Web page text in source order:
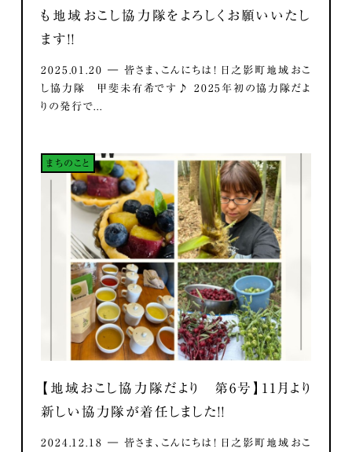
も地域おこし協力隊をよろしくお願いいたし
ます！！
2025.01.20 ― 皆さま、こんにちは！ 日之影町地域おこ
し協力隊 甲斐未有希です♪ 2025年初の協力隊だよ
りの発行で...
まちのこと
【地域おこし協力隊だより 第6号】11月より
新しい協力隊が着任しました！！
2024.12.18 ― 皆さま、こんにちは！ 日之影町地域おこ